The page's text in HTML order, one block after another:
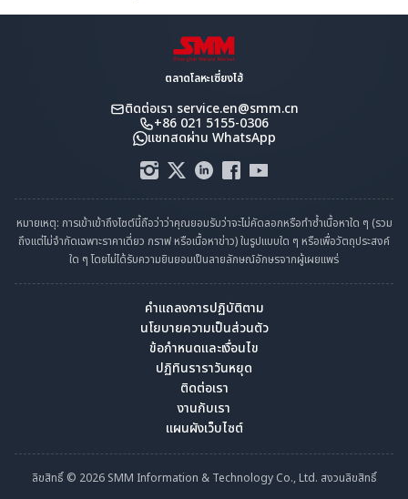
ตลาดโลหะเซี่ยงไฮ้
ติดต่อเรา service.en@smm.cn
+86 021 5155-0306
แชทสดผ่าน WhatsApp
หมายเหตุ: การเข้าเข้าถึงไซต์นี้ถือว่าว่าคุณยอมรับว่าจะไม่คัดลอกหรือทำซ้ำเนื้อหาใด ๆ (รวม
ถึงแต่ไม่จำกัดเฉพาะราคาเดี่ยว กราฟ หรือเนื้อหาข่าว) ในรูปแบบใด ๆ หรือเพื่อวัตถุประสงค์
ใด ๆ โดยไม่ได้รับความยินยอมเป็นลายลักษณ์อักษรจากผู้เผยแพร่
คำแถลงการปฏิบัติตาม
นโยบายความเป็นส่วนตัว
ข้อกำหนดและเงื่อนไข
ปฏิทินราราวันหยุด
ติดต่อเรา
งานกับเรา
แผนผังเว็บไซต์
ลิขสิทธิ์ © 2026 SMM Information & Technology Co., Ltd. สงวนลิขสิทธิ์